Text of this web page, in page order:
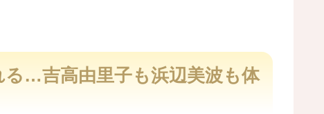
e
…吉高由里子も浜辺美波も体